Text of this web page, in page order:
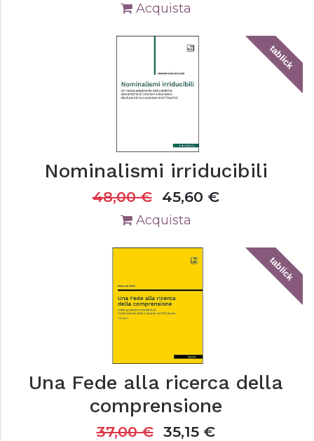
Acquista
tablick
Nominalismi irriducibili
48,00€ 45,60 €
Acquista
tablick
Una Fede alla ricerca della
comprensione
37,00€ 35,15€